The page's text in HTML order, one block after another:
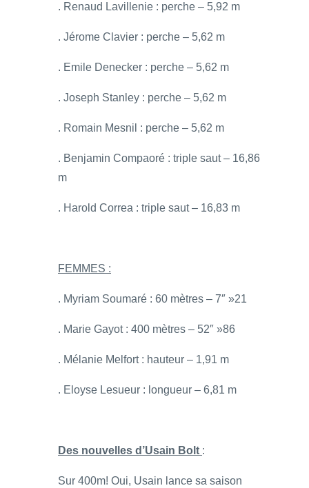
. Renaud Lavillenie : perche – 5,92 m
. Jérome Clavier : perche – 5,62 m
. Emile Denecker : perche – 5,62 m
. Joseph Stanley : perche – 5,62 m
. Romain Mesnil : perche – 5,62 m
. Benjamin Compaoré : triple saut – 16,86
m
. Harold Correa : triple saut – 16,83 m
FEMMES :
. Myriam Soumaré : 60 mètres – 7″ »21
. Marie Gayot : 400 mètres – 52″ »86
. Mélanie Melfort : hauteur – 1,91 m
. Eloyse Lesueur : longueur – 6,81 m
Des nouvelles d’Usain Bolt :
Sur 400m! Oui, Usain lance sa saison